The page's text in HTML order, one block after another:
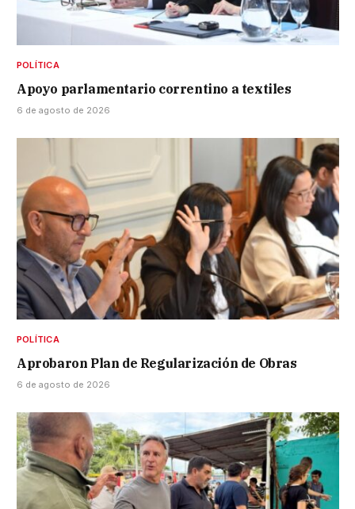
POLÍTICA
Apoyo parlamentario correntino a textiles
6 de agosto de 2026
POLÍTICA
Aprobaron Plan de Regularización de Obras
6 de agosto de 2026